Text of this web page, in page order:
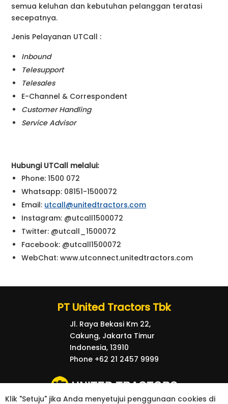
semua keluhan dan kebutuhan pelanggan teratasi
secepatnya.
Jenis Pelayanan UTCall :
Inbound
Telesupport
Telesales
E-Channel & Correspondent
Customer Handling
Service Advisor
Hubungi UTCall melalui:
Phone: 1500 072
Whatsapp: 08151-1500072
Email: utcall@unitedtractors.com
Instagram: @utcall1500072
Twitter: @utcall_1500072
Facebook: @utcall1500072
WebChat: www.utconnect.unitedtractors.com
Klik "Setuju" jika Anda menyetujui penggunaan cookies di
PT United Tractors Tbk
Jl. Raya Bekasi Km 22,
Cakung, Jakarta Timur
Indonesia, 13910
Phone +62 21 2457 9999